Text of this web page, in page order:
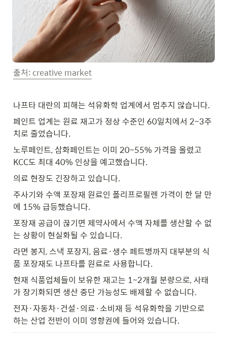
출처: creative market
나프타 대란의 피해는 석유화학 업계에서 멈추지 않습니다.
페인트 업계는 원료 재고가 정상 수준인 60일치에서 2~3주
치로 줄었습니다.
노루페인트, 삼화페인트는 이미 20~55% 가격을 올렸고
KCC도 최대 40% 인상을 예고했습니다.
의료 현장도 긴장하고 있습니다.
주사기와 수액 포장재 원료인 폴리프로필렌 가격이 한 달 만
에 15% 급등했습니다.
포장재 공급이 끊기면 제약사에서 수액 자체를 생산할 수 없
는 상황이 현실화될 수 있습니다.
라면 봉지, 스낵 포장지, 음료·생수 페트병까지 대부분의 식
품 포장재도 나프타를 원료로 사용합니다.
현재 식품업체들이 보유한 재고는 1~2개월 분량으로, 사태
가 장기화되면 생산 중단 가능성도 배제할 수 없습니다.
전자·자동차·건설·의료·소비재 등 석유화학을 기반으로
하는 산업 전반이 이미 영향권에 들어와 있습니다.